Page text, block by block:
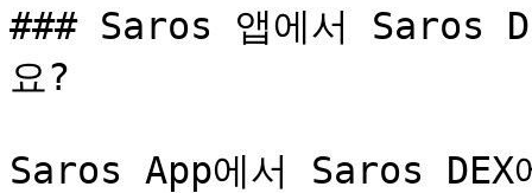
### Saros 앱에서 Saros
요?
Saros App에서 Saros